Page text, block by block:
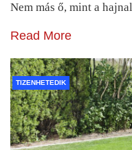
Nem más ő, mint a
Read More
TIZENHETEDIK